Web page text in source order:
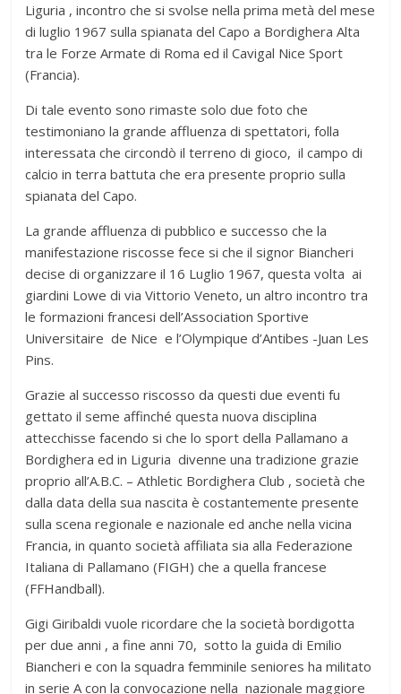
Liguria , incontro che si svolse nella prima metà del mese
di luglio 1967 sulla spianata del Capo a Bordighera Alta
tra le Forze Armate di Roma ed il Cavigal Nice Sport
(Francia).
Di tale evento sono rimaste solo due foto che
testimoniano la grande affluenza di spettatori, folla
interessata che circondò il terreno di gioco, il campo di
calcio in terra battuta che era presente proprio sulla
spianata del Capo.
La grande affluenza di pubblico e successo che la
manifestazione riscosse fece si che il signor Biancheri
decise di organizzare il 16 Luglio 1967, questa volta ai
giardini Lowe di via Vittorio Veneto, un altro incontro tra
le formazioni francesi dell’Association Sportive
Universitaire de Nice e l’Olympique d’Antibes -Juan Les
Pins.
Grazie al successo riscosso da questi due eventi fu
gettato il seme affinché questa nuova disciplina
attecchisse facendo si che lo sport della Pallamano a
Bordighera ed in Liguria divenne una tradizione grazie
proprio all’A.B.C. – Athletic Bordighera Club , società che
dalla data della sua nascita è costantemente presente
sulla scena regionale e nazionale ed anche nella vicina
Francia, in quanto società affiliata sia alla Federazione
Italiana di Pallamano (FIGH) che a quella francese
(FFHandball).
Gigi Giribaldi vuole ricordare che la società bordigotta
per due anni , a fine anni 70, sotto la guida di Emilio
Biancheri e con la squadra femminile seniores ha militato
in serie A con la convocazione nella nazionale maggiore